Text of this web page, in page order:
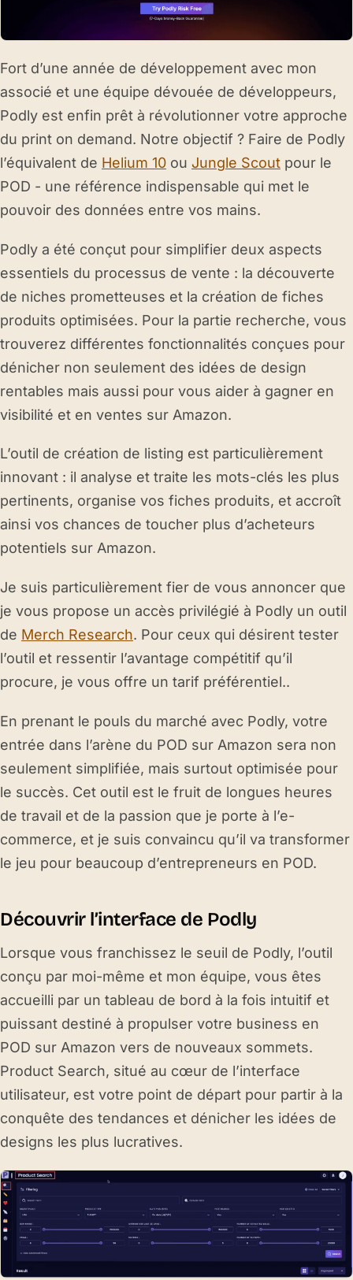
Fort d’une année de développement avec mon
associé et une équipe dévouée de développeurs,
Podly est enfin prêt à révolutionner votre approche
du print on demand. Notre objectif ? Faire de Podly
l’équivalent de Helium 10 ou Jungle Scout pour le
POD - une référence indispensable qui met le
pouvoir des données entre vos mains.
Podly a été conçut pour simplifier deux aspects
essentiels du processus de vente : la découverte
de niches prometteuses et la création de fiches
produits optimisées. Pour la partie recherche, vous
trouverez différentes fonctionnalités conçues pour
dénicher non seulement des idées de design
rentables mais aussi pour vous aider à gagner en
visibilité et en ventes sur Amazon.
L’outil de création de listing est particulièrement
innovant : il analyse et traite les mots-clés les plus
pertinents, organise vos fiches produits, et accroît
ainsi vos chances de toucher plus d’acheteurs
potentiels sur Amazon.
Je suis particulièrement fier de vous annoncer que
je vous propose un accès privilégié à Podly un outil
de Merch Research. Pour ceux qui désirent tester
l’outil et ressentir l’avantage compétitif qu’il
procure, je vous offre un tarif préférentiel..
En prenant le pouls du marché avec Podly, votre
entrée dans l’arène du POD sur Amazon sera non
seulement simplifiée, mais surtout optimisée pour
le succès. Cet outil est le fruit de longues heures
de travail et de la passion que je porte à l’e-
commerce, et je suis convaincu qu’il va transformer
le jeu pour beaucoup d’entrepreneurs en POD.
Découvrir l’interface de Podly
Lorsque vous franchissez le seuil de Podly, l’outil
conçu par moi-même et mon équipe, vous êtes
accueilli par un tableau de bord à la fois intuitif et
puissant destiné à propulser votre business en
POD sur Amazon vers de nouveaux sommets.
Product Search, situé au cœur de l’interface
utilisateur, est votre point de départ pour partir à la
conquête des tendances et dénicher les idées de
designs les plus lucratives.